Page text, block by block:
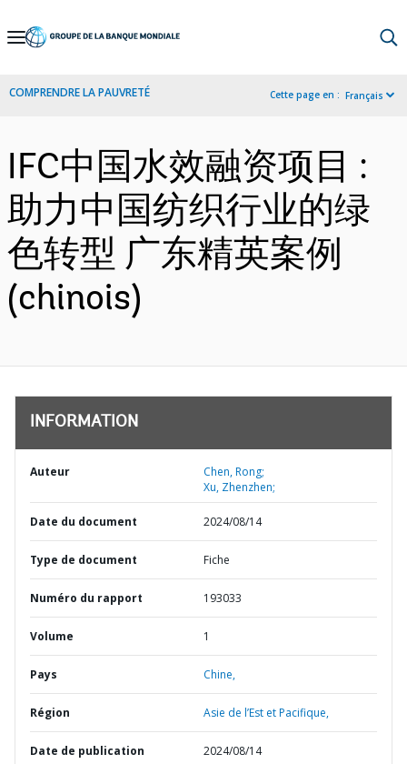
Skip
Navigation
COMPRENDRE LA PAUVRETÉ Cette page en : Français
IFC中国水效融资项目 :
助力中国纺织行业的绿
色转型 广东精英案例
(chinois)
INFORMATION
Auteur
Chen, Rong;
Xu, Zhenzhen;
Date du document 2024/08/14
Type de document Fiche
Numéro du rapport 193033
Volume 1
Pays Chine,
Région Asie de l’Est et Pacifique,
Date de publication 2024/08/14